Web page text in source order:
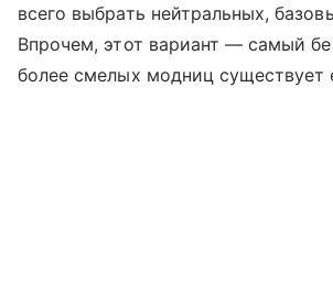
всего выбрать нейтральных,
Впрочем, этот вариант — самый
более смелых модниц существует